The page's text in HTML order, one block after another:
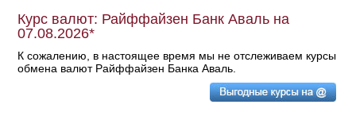
Курс валют: Райффайзен Банк Аваль на
07.08.2026*
К сожалению, в настоящее время мы не отслеживаем курсы
обмена валют Райффайзен Банка Аваль.